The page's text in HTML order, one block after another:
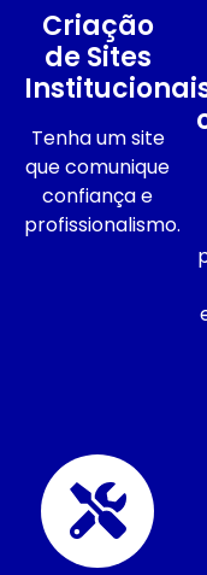
Criação
de Sites
Tenha um site
que comunique
confiança e
profissionalismo.